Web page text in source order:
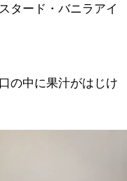
タード・バニラアイ
の中に果汁がはじけ